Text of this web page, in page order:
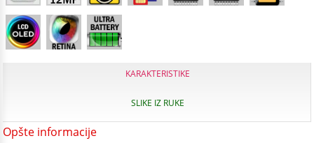
KARAKTERISTIKE
SLIKE IZ RUKE
Opšte informacije